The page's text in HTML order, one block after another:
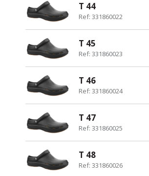
T 44
Ref: 331860022
T 45
Ref: 331860023
T 46
Ref: 331860024
T 47
Ref: 331860025
T 48
Ref: 331860026